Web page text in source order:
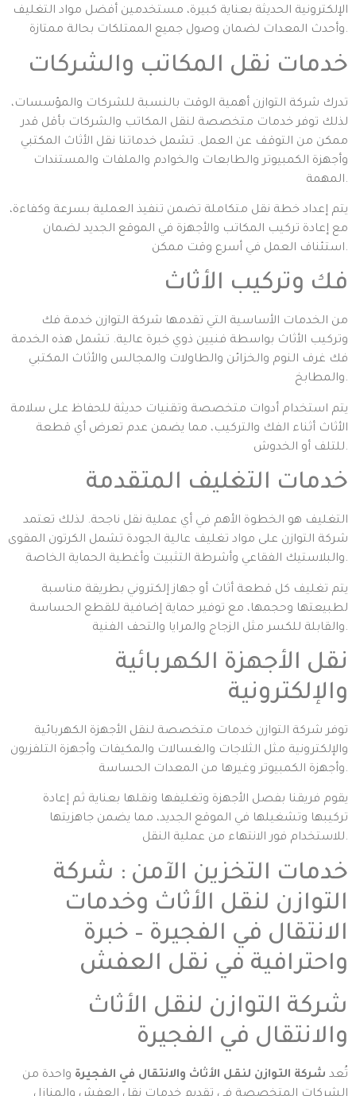
الإلكترونية الحديثة بعناية كبيرة، مستخدمين أفضل مواد التغليف
وأحدث المعدات لضمان وصول جميع الممتلكات بحالة ممتازة.
خدمات نقل المكاتب والشركات
تدرك شركة التوازن أهمية الوقت بالنسبة للشركات والمؤسسات،
لذلك توفر خدمات متخصصة لنقل المكاتب والشركات بأقل قدر
ممكن من التوقف عن العمل. تشمل خدماتنا نقل الأثاث المكتبي
وأجهزة الكمبيوتر والطابعات والخوادم والملفات والمستندات
المهمة.
يتم إعداد خطة نقل متكاملة تضمن تنفيذ العملية بسرعة وكفاءة،
مع إعادة تركيب المكاتب والأجهزة في الموقع الجديد لضمان
استئناف العمل في أسرع وقت ممكن.
فك وتركيب الأثاث
من الخدمات الأساسية التي تقدمها شركة التوازن خدمة فك
وتركيب الأثاث بواسطة فنيين ذوي خبرة عالية. تشمل هذه الخدمة
فك غرف النوم والخزائن والطاولات والمجالس والأثاث المكتبي
والمطابخ.
يتم استخدام أدوات متخصصة وتقنيات حديثة للحفاظ على سلامة
الأثاث أثناء الفك والتركيب، مما يضمن عدم تعرض أي قطعة
للتلف أو الخدوش.
خدمات التغليف المتقدمة
التغليف هو الخطوة الأهم في أي عملية نقل ناجحة. لذلك تعتمد
شركة التوازن على مواد تغليف عالية الجودة تشمل الكرتون المقوى
والبلاستيك الفقاعي وأشرطة التثبيت وأغطية الحماية الخاصة.
يتم تغليف كل قطعة أثاث أو جهاز إلكتروني بطريقة مناسبة
لطبيعتها وحجمها، مع توفير حماية إضافية للقطع الحساسة
والقابلة للكسر مثل الزجاج والمرايا والتحف الفنية.
نقل الأجهزة الكهربائية
والإلكترونية
توفر شركة التوازن خدمات متخصصة لنقل الأجهزة الكهربائية
والإلكترونية مثل الثلاجات والغسالات والمكيفات وأجهزة التلفزيون
وأجهزة الكمبيوتر وغيرها من المعدات الحساسة.
يقوم فريقنا بفصل الأجهزة وتغليفها ونقلها بعناية ثم إعادة
تركيبها وتشغيلها في الموقع الجديد، مما يضمن جاهزيتها
للاستخدام فور الانتهاء من عملية النقل.
خدمات التخزين الآمن : شركة
التوازن لنقل الأثاث وخدمات
الانتقال في الفجيرة – خبرة
واحترافية في نقل العفش
شركة التوازن لنقل الأثاث
والانتقال في الفجيرة
تُعد شركة التوازن لنقل الأثاث والانتقال في الفجيرة واحدة من